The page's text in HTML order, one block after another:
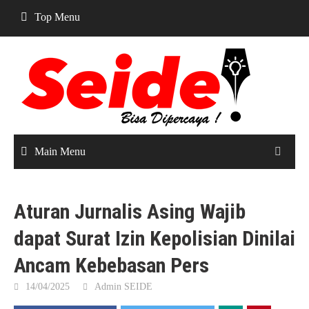
content
Top Menu
Main Menu
Aturan Jurnalis Asing Wajib
dapat Surat Izin Kepolisian Dinilai
Ancam Kebebasan Pers
14/04/2025 Admin SEIDE